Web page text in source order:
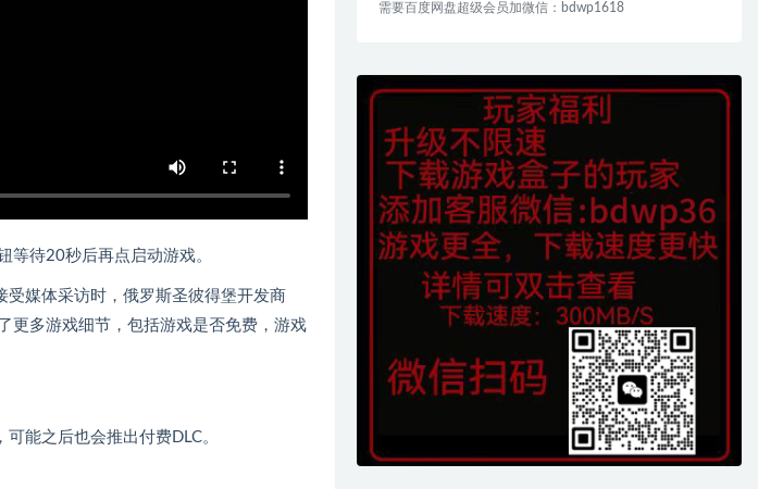
等待20秒后再点启动游戏。
媒体采访时，俄罗斯圣彼得堡开发商
更多游戏细节，包括游戏是否免费，游戏
能之后也会推出付费DLC。
需要百度网盘超级会员加微信：bdwp1618